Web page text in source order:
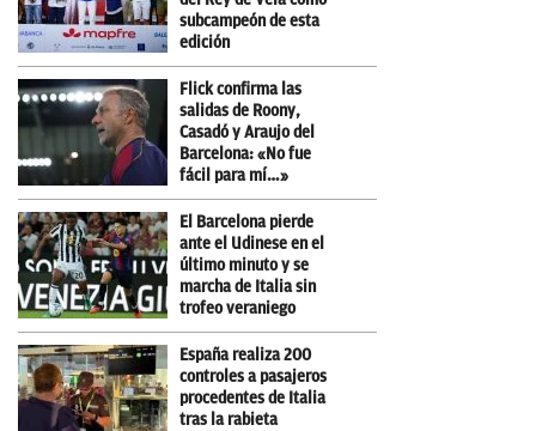
subcampeón de esta
edición
Flick confirma las
salidas de Roony,
Casadó y Araujo del
Barcelona: «No fue
fácil para mí…»
El Barcelona pierde
ante el Udinese en el
último minuto y se
marcha de Italia sin
trofeo veraniego
España realiza 200
controles a pasajeros
procedentes de Italia
tras la rabieta